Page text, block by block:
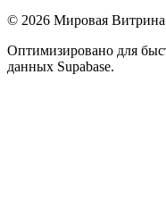
© 2026 Мировая
Оптимизировано для
данных Supabase.